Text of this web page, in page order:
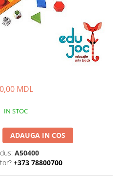
MDL
IN STOC
ADAUGA IN COS
A50400
+373 78800700